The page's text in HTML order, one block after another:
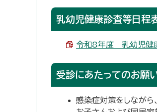
乳幼児健康診査等日程
令和8年度 乳幼児健
受診にあたってのお願
感染症対策をしながら